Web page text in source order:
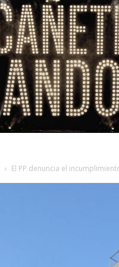
El PP denuncia el